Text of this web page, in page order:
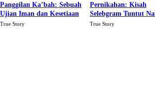
Panggilan Ka’bah: Sebuah
Ujian Iman dan Kesetiaan
True Story
Pernikahan: Kisah
Selebgram Tuntut
Rp.15 Juta Perbulan
True Story